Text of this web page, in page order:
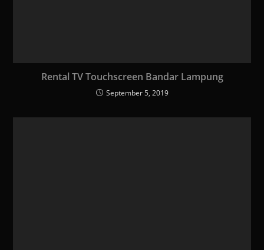
Rental TV Touchscreen Bandar Lampung
September 5, 2019